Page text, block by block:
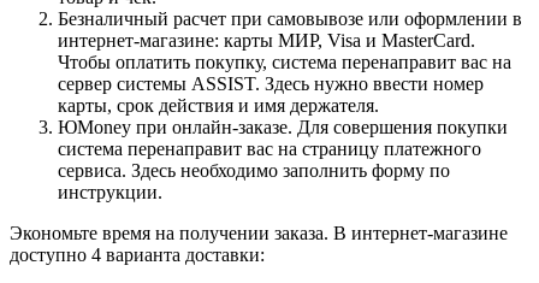
Безналичный расчет при самовывозе или оформлении в
интернет-магазине: карты МИР, Visa и MasterCard.
Чтобы оплатить покупку, система перенаправит вас на
сервер системы ASSIST. Здесь нужно ввести номер
карты, срок действия и имя держателя.
ЮMoney при онлайн-заказе. Для совершения покупки
система перенаправит вас на страницу платежного
сервиса. Здесь необходимо заполнить форму по
инструкции.
Экономьте время на получении заказа. В интернет-магазине
доступно 4 варианта доставки: